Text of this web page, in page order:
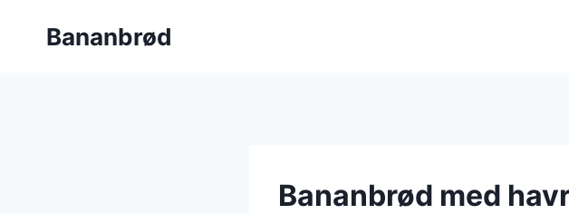
Bananbrød
Bananbrød med